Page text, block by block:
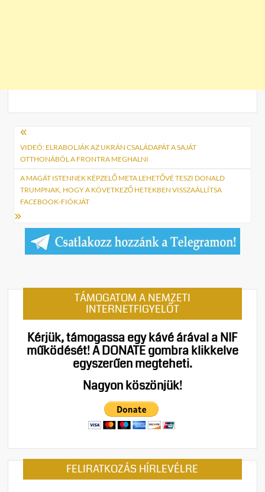
Bejegyzés
navigáció
VIDEÓ: ELRABOLJÁK AZ UKRÁN CSALÁDAPÁT A SAJÁT
OTTHONÁBÓL A FRONTRA MEGHALNI
A MAGÁT ISTENNEK KÉPZELŐ META LEHETŐVÉ TESZI DONALD
TRUMPNAK, HOGY A KÖVETKEZŐ HETEKBEN VISSZAÁLLÍTSA
FACEBOOK-FIÓKJÁT
TÁMOGATOM A NEMZETI
INTERNETFIGYELŐT
Kérjük, támogassa egy kávé árával a NIF
működését!A DONATE gombra klikkelve
egyszerűen megteheti.
Nagyon köszönjük!
FELIRATKOZÁS HÍRLEVÉLRE